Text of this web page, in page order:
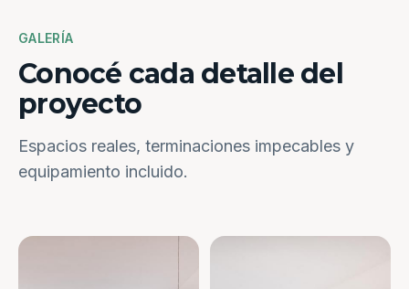
GALERÍA
Conocé cada detalle del
proyecto
Espacios reales, terminaciones impecables y
equipamiento incluido.